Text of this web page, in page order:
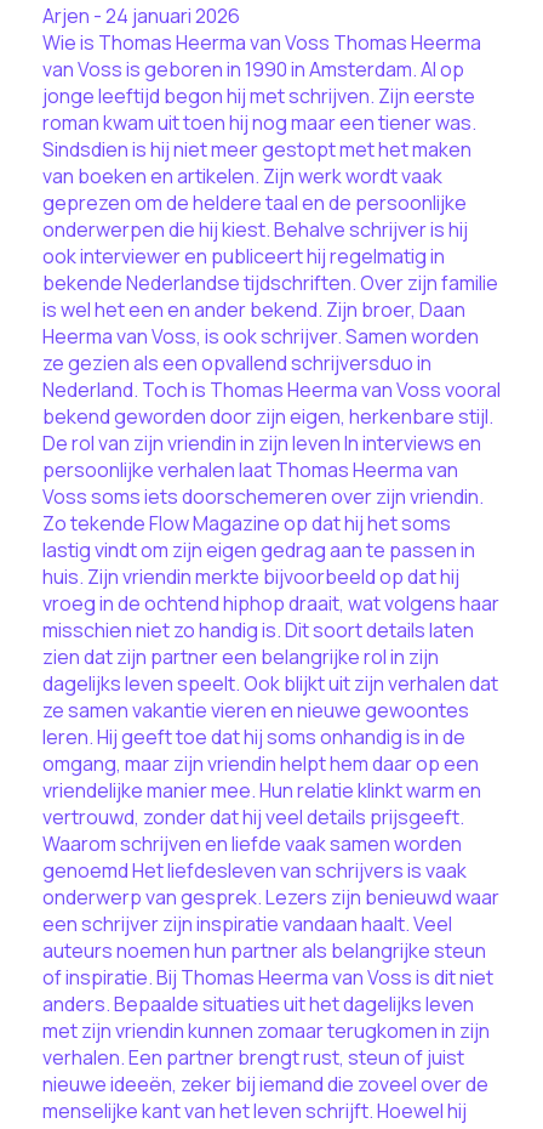
Arjen - 24 januari 2026
Wie is Thomas Heerma van Voss Thomas Heerma
van Voss is geboren in 1990 in Amsterdam. Al op
jonge leeftijd begon hij met schrijven. Zijn eerste
roman kwam uit toen hij nog maar een tiener was.
Sindsdien is hij niet meer gestopt met het maken
van boeken en artikelen. Zijn werk wordt vaak
geprezen om de heldere taal en de persoonlijke
onderwerpen die hij kiest. Behalve schrijver is hij
ook interviewer en publiceert hij regelmatig in
bekende Nederlandse tijdschriften. Over zijn familie
is wel het een en ander bekend. Zijn broer, Daan
Heerma van Voss, is ook schrijver. Samen worden
ze gezien als een opvallend schrijversduo in
Nederland. Toch is Thomas Heerma van Voss vooral
bekend geworden door zijn eigen, herkenbare stijl.
De rol van zijn vriendin in zijn leven In interviews en
persoonlijke verhalen laat Thomas Heerma van
Voss soms iets doorschemeren over zijn vriendin.
Zo tekende Flow Magazine op dat hij het soms
lastig vindt om zijn eigen gedrag aan te passen in
huis. Zijn vriendin merkte bijvoorbeeld op dat hij
vroeg in de ochtend hiphop draait, wat volgens haar
misschien niet zo handig is. Dit soort details laten
zien dat zijn partner een belangrijke rol in zijn
dagelijks leven speelt. Ook blijkt uit zijn verhalen dat
ze samen vakantie vieren en nieuwe gewoontes
leren. Hij geeft toe dat hij soms onhandig is in de
omgang, maar zijn vriendin helpt hem daar op een
vriendelijke manier mee. Hun relatie klinkt warm en
vertrouwd, zonder dat hij veel details prijsgeeft.
Waarom schrijven en liefde vaak samen worden
genoemd Het liefdesleven van schrijvers is vaak
onderwerp van gesprek. Lezers zijn benieuwd waar
een schrijver zijn inspiratie vandaan haalt. Veel
auteurs noemen hun partner als belangrijke steun
of inspiratie. Bij Thomas Heerma van Voss is dit niet
anders. Bepaalde situaties uit het dagelijks leven
met zijn vriendin kunnen zomaar terugkomen in zijn
verhalen. Een partner brengt rust, steun of juist
nieuwe ideeën, zeker bij iemand die zoveel over de
menselijke kant van het leven schrijft. Hoewel hij